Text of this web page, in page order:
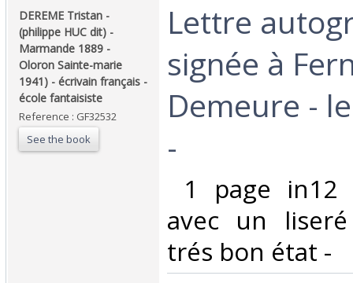
‎DEREME Tristan -
(philippe HUC dit) -
Marmande 1889 -
Oloron Sainte-marie
1941) - écrivain français -
école fantaisiste‎
Reference : GF32532
See the book
‎Lettre
signée à
Demeure -
- ‎
1 page in12
avec un
trés bon état -‎